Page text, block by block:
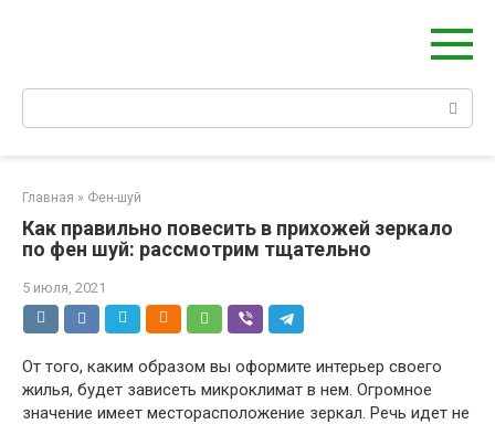
Главная » Фен-шуй
Как правильно повесить в прихожей зеркало
по фен шуй: рассмотрим тщательно
5 июля, 2021
От того, каким образом вы оформите интерьер своего
жилья, будет зависеть микроклимат в нем. Огромное
значение имеет месторасположение зеркал. Речь идет не